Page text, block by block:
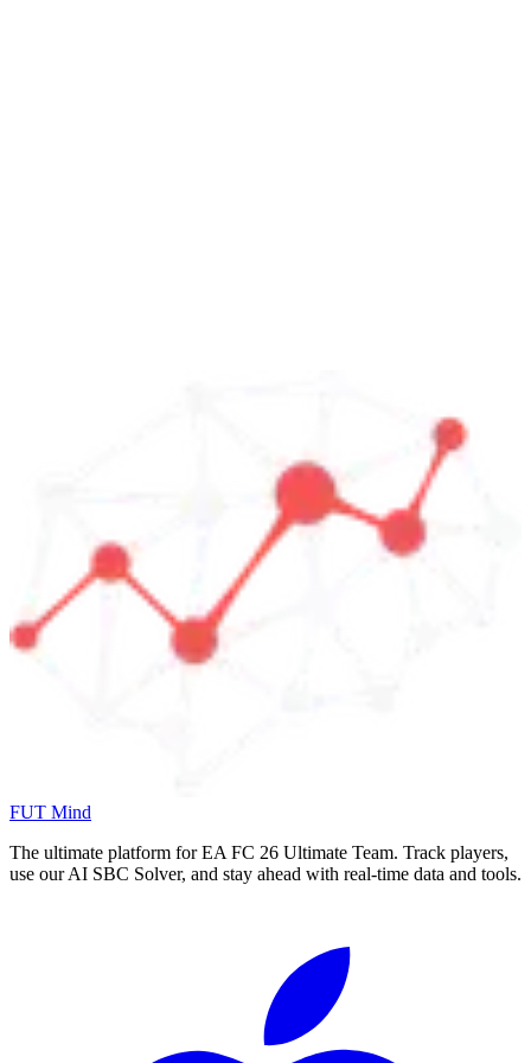
FUT Mind
The ultimate platform for EA FC 26 Ultimate Team. Track players,
use our AI SBC Solver, and stay ahead with real-time data and tools.